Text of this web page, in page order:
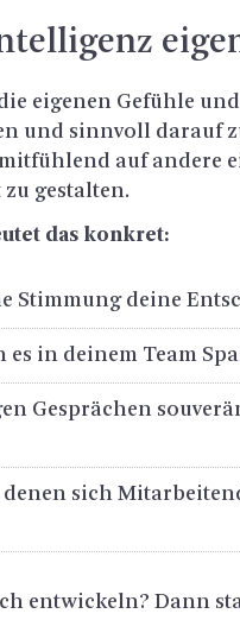
ei­ge­nen Ge­füh­le
und sinn­voll dar­auf
auf an­de­re
ge­stal­ten.
das kon­kret:
Stim­mung deine
in dei­nem Team
Ge­sprä­chen
denen sich
ent­wi­ckeln? Dann